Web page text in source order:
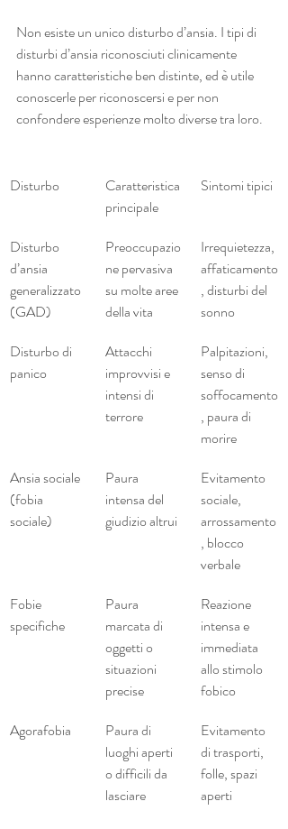
Non esiste un unico disturbo d’ansia. I tipi di
disturbi d’ansia riconosciuti clinicamente
hanno caratteristiche ben distinte, ed è utile
conoscerle per riconoscersi e per non
confondere esperienze molto diverse tra loro.
Disturbo
Caratteristica
principale
Sintomi tipici
Disturbo
d’ansia
generalizzato
(GAD)
Preoccupazio
ne pervasiva
su molte aree
della vita
Irrequietezza,
affaticamento
, disturbi del
sonno
Disturbo di
panico
Attacchi
improvvisi e
intensi di
terrore
Palpitazioni,
senso di
soffocamento
, paura di
morire
Ansia sociale
(fobia
sociale)
Paura
intensa del
giudizio altrui
Evitamento
sociale,
arrossamento
, blocco
verbale
Fobie
specifiche
Paura
marcata di
oggetti o
situazioni
precise
Reazione
intensa e
immediata
allo stimolo
fobico
Agorafobia
Paura di
luoghi aperti
o difficili da
lasciare
Evitamento
di trasporti,
folle, spazi
aperti